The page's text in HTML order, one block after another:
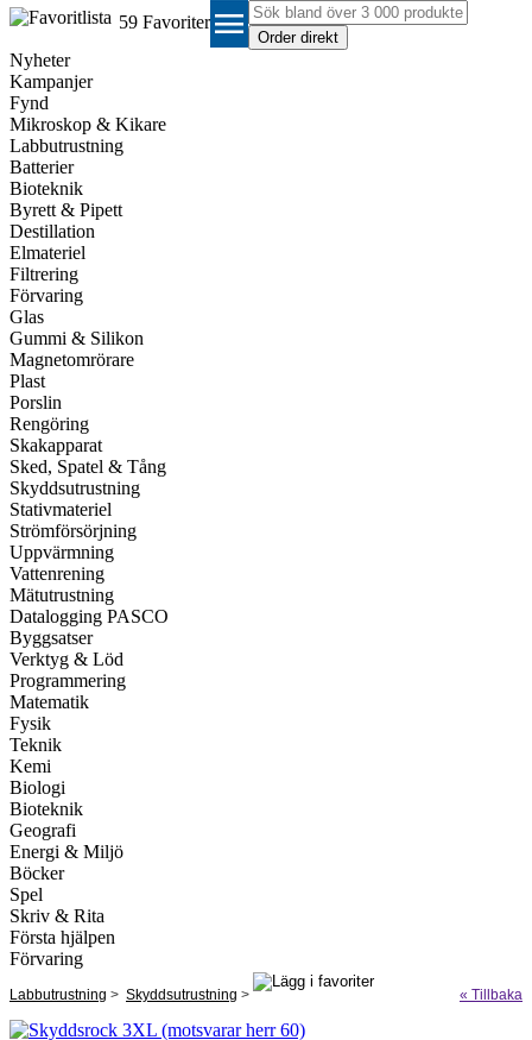
59 Favoriter menu
Nyheter
Kampanjer
Fynd
Mikroskop & Kikare
Labbutrustning
Batterier
Bioteknik
Byrett & Pipett
Destillation
Elmateriel
Filtrering
Förvaring
Glas
Gummi & Silikon
Magnetomrörare
Plast
Porslin
Rengöring
Skakapparat
Sked, Spatel & Tång
Skyddsutrustning
Stativmateriel
Strömförsörjning
Uppvärmning
Vattenrening
Mätutrustning
Datalogging PASCO
Byggsatser
Verktyg & Löd
Programmering
Matematik
Fysik
Teknik
Kemi
Biologi
Bioteknik
Geografi
Energi & Miljö
Böcker
Spel
Skriv & Rita
Första hjälpen
Förvaring
Labbutrustning > Skyddsutrustning > « Tillbaka